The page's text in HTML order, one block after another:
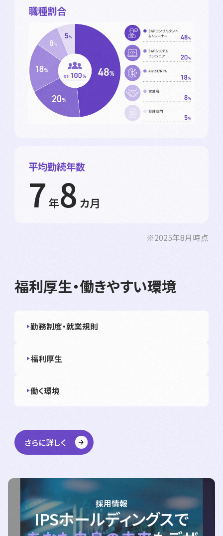
職種割合
平均勤続年数
7 年8 カ月
※2025年8月時点
福利厚生・働きやすい環境
勤務制度・就業規則
福利厚生
働く環境
さらに詳しく
採用情報
IPSホールディングスで